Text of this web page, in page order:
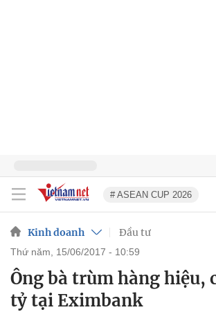
# ASEAN CUP 2026
Kinh doanh Đầu tư
thứ năm, 15/06/2017 - 10:59
Ông bà trùm hàng hiệu,
tỷ tại Eximbank